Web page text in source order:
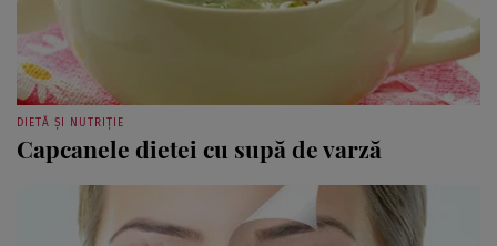
DIETĂ ȘI NUTRIȚIE
Capcanele dietei cu supă de varză